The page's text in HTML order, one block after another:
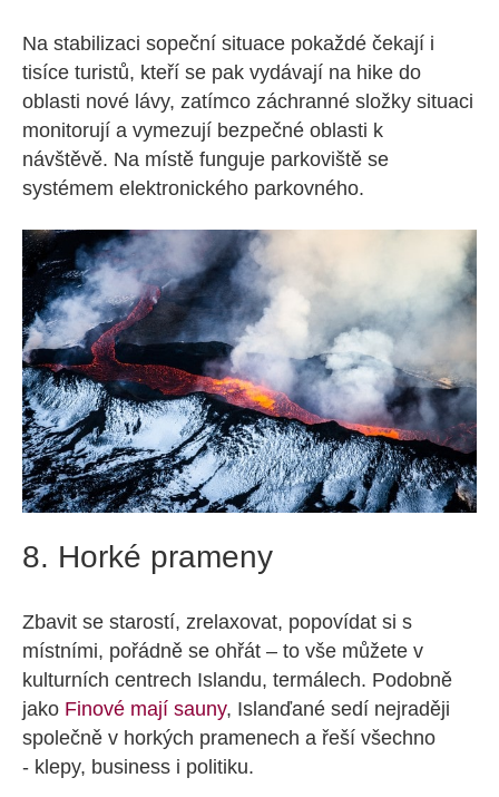
Na stabilizaci sopeční situace pokaždé čekají i
tisíce turistů, kteří se pak vydávají na hike do
oblasti nové lávy, zatímco záchranné složky situaci
monitorují a vymezují bezpečné oblasti k
návštěvě. Na místě funguje parkoviště se
systémem elektronického parkovného.
8. Horké prameny
Zbavit se starostí, zrelaxovat, popovídat si s
místními, pořádně se ohřát – to vše můžete v
kulturních centrech Islandu, termálech. Podobně
jako Finové mají sauny, Islanďané sedí nejraději
společně v horkých pramenech a řeší všechno
- klepy, business i politiku.